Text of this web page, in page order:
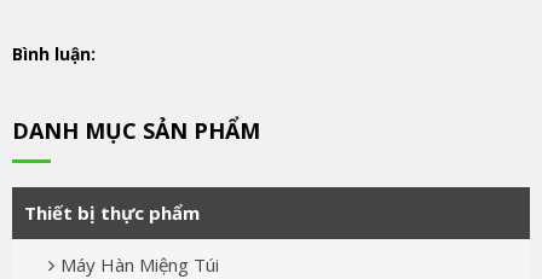
Bình luận:
DANH MỤC SẢN PHẨM
Thiết bị thực phẩm
Máy Hàn Miệng Túi